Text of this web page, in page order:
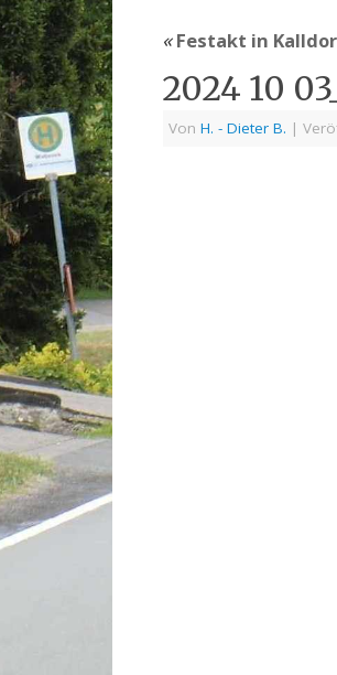
«Festakt in
2024 10
Von H. - Dieter B. |